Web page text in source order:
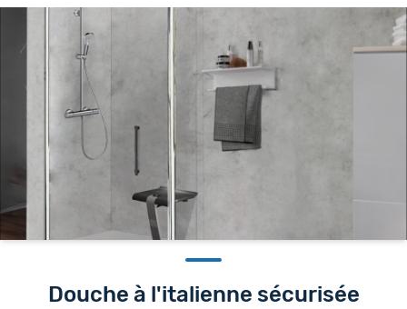
Douche à l'italienne sécurisée